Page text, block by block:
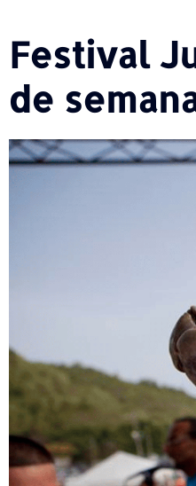
Festival
de